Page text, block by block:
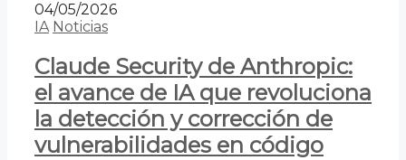
04/05/2026
IA Noticias
Claude Security de Anthropic:
el avance de IA que revoluciona
la detección y corrección de
vulnerabilidades en código